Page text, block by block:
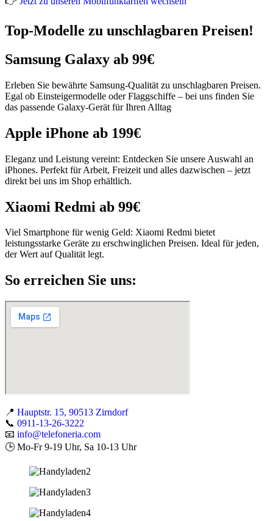
Top-Modelle zu unschlagbaren Preisen!
Samsung Galaxy ab 99€
Erleben Sie bewährte Samsung-Qualität zu unschlagbaren Preisen.
Egal ob Einsteigermodelle oder Flaggschiffe – bei uns finden Sie
das passende Galaxy-Gerät für Ihren Alltag
Apple iPhone ab 199€
Eleganz und Leistung vereint: Entdecken Sie unsere Auswahl an
iPhones. Perfekt für Arbeit, Freizeit und alles dazwischen – jetzt
direkt bei uns im Shop erhältlich.
Xiaomi Redmi ab 99€
Viel Smartphone für wenig Geld: Xiaomi Redmi bietet
leistungsstarke Geräte zu erschwinglichen Preisen. Ideal für jeden,
der Wert auf Qualität legt.
So erreichen Sie uns:
📍 Hauptstr. 15, 90513 Zirndorf
📞 0911-13-26-3222
📧 info@telefoneria.com
🕒 Mo-Fr 9-19 Uhr, Sa 10-13 Uhr